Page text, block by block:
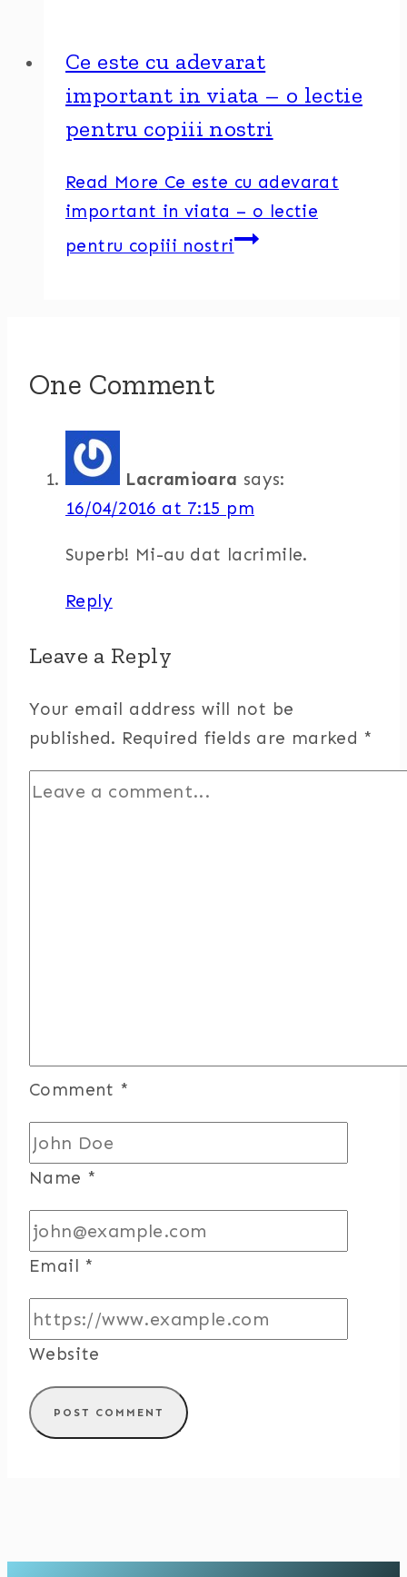
Ce este cu adevarat
important in viata – o lectie
pentru copiii nostri
Read More Ce este cu adevarat
important in viata – o lectie
pentru copiii nostri
One Comment
Lacramioara says:
16/04/2016 at 7:15 pm
Superb! Mi-au dat lacrimile.
Reply
Leave a Reply
Your email address will not be
published. Required fields are marked *
Comment *
Name *
Email *
Website